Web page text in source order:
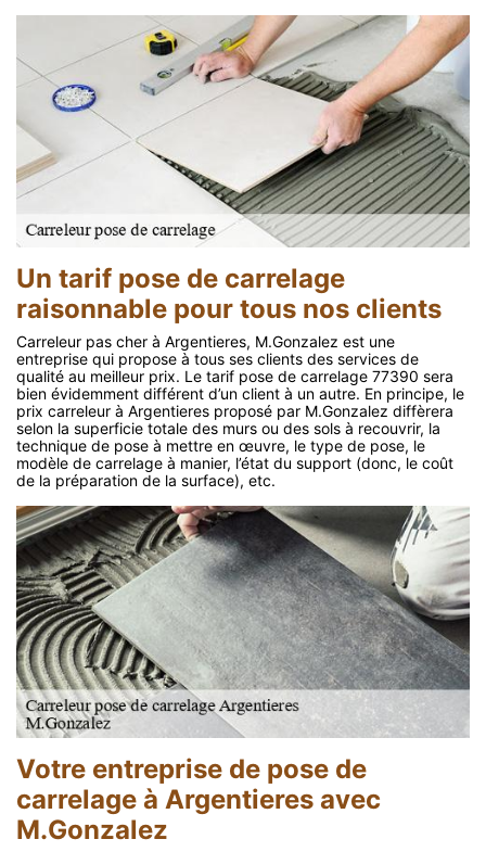
Un tarif pose de carrelage
raisonnable pour tous nos clients
Carreleur pas cher à Argentieres, M.Gonzalez est une
entreprise qui propose à tous ses clients des services de
qualité au meilleur prix. Le tarif pose de carrelage 77390 sera
bien évidemment différent d’un client à un autre. En principe, le
prix carreleur à Argentieres proposé par M.Gonzalez diffèrera
selon la superficie totale des murs ou des sols à recouvrir, la
technique de pose à mettre en œuvre, le type de pose, le
modèle de carrelage à manier, l’état du support (donc, le coût
de la préparation de la surface), etc.
Votre entreprise de pose de
carrelage à Argentieres avec
M.Gonzalez